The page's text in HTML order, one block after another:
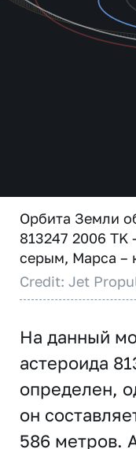
Орбита Земли
813247 2006
серым, Марса –
Credit: Jet
На данный
астероида
определен,
он
586 метров.